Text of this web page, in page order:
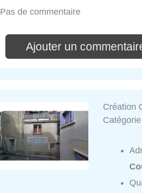
Pas de commentaire
Ajouter un
Création